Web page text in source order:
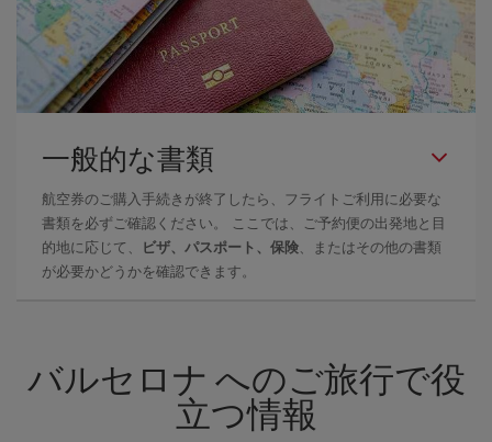
一般的な書類
航空券のご購入手続きが終了したら、フライトご利用に必要な
書類を必ずご確認ください。 ここでは、ご予約便の出発地と目
的地に応じて、
ビザ、パスポート、保険、またはその他の書類
が必要かどうかを確認できます。
バルセロナ へのご旅行で役
立つ情報